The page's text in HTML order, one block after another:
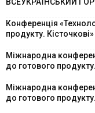
Конференція
продукту.
Міжнародна
до готового
Міжнародна
до готового